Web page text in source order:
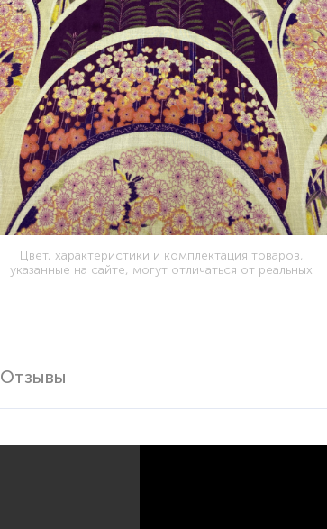
Цвет, характеристики и комплектация товаров,
указанные на сайте, могут отличаться от реальных
Отзывы